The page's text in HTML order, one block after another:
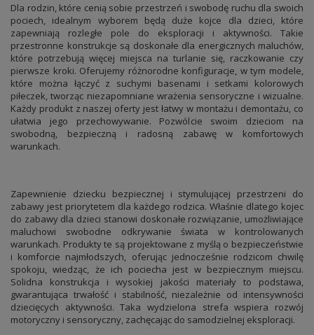
Dla rodzin, które cenią sobie przestrzeń i swobodę ruchu dla swoich
pociech, idealnym wyborem będą duże kojce dla dzieci, które
zapewniają rozległe pole do eksploracji i aktywności. Takie
przestronne konstrukcje są doskonałe dla energicznych maluchów,
które potrzebują więcej miejsca na turlanie się, raczkowanie czy
pierwsze kroki. Oferujemy różnorodne konfiguracje, w tym modele,
które można łączyć z suchymi basenami i setkami kolorowych
piłeczek, tworząc niezapomniane wrażenia sensoryczne i wizualne.
Każdy produkt z naszej oferty jest łatwy w montażu i demontażu, co
ułatwia jego przechowywanie. Pozwólcie swoim dzieciom na
swobodną, bezpieczną i radosną zabawę w komfortowych
warunkach.
Zapewnienie dziecku bezpiecznej i stymulującej przestrzeni do
zabawy jest priorytetem dla każdego rodzica. Właśnie dlatego kojec
do zabawy dla dzieci stanowi doskonałe rozwiązanie, umożliwiające
maluchowi swobodne odkrywanie świata w kontrolowanych
warunkach. Produkty te są projektowane z myślą o bezpieczeństwie
i komforcie najmłodszych, oferując jednocześnie rodzicom chwilę
spokoju, wiedząc, że ich pociecha jest w bezpiecznym miejscu.
Solidna konstrukcja i wysokiej jakości materiały to podstawa,
gwarantująca trwałość i stabilność, niezależnie od intensywności
dziecięcych aktywności. Taka wydzielona strefa wspiera rozwój
motoryczny i sensoryczny, zachęcając do samodzielnej eksploracji.